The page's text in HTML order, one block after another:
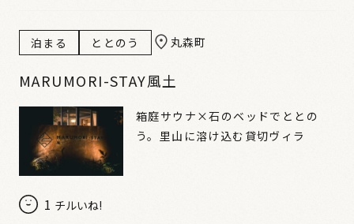
泊まる ととのう 丸森町
MARUMORI-STAY風土
1 チルいね!
箱庭サウナ×石のベッドでととの
う。里山に溶け込む貸切ヴィラ